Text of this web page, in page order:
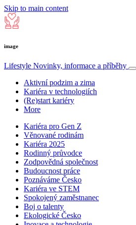
Skip to main content
image
Lifestyle Novinky, informace a příběhy
Aktivní podzim a zima
Kariéra v technologiích
(Re)start kariéry
More
Kariéra pro Gen Z
Věnované rodinám
Kariéra 2025
Rodinný průvodce
Zodpovědná společnost
Budoucnost práce
Poznáváme Česko
Kariéra ve STEM
Spokojený zaměstnanec
Boj o talenty
Ekologické Česko